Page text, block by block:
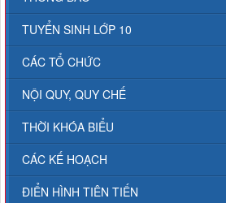
TUYỂN SINH LỚP 10
CÁC TỔ CHỨC
NỘI QUY, QUY CHẾ
THỜI KHÓA BIỂU
CÁC KẾ HOẠCH
ĐIỂN HÌNH TIÊN TIẾN